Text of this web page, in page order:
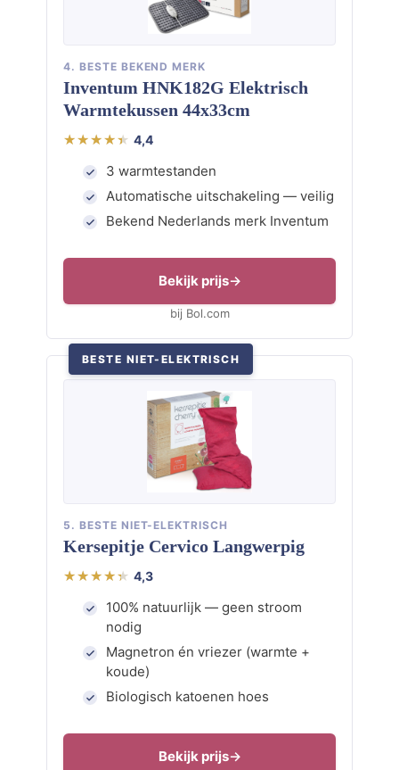
4. BESTE BEKEND MERK
Inventum HNK182G Elektrisch
Warmtekussen 44x33cm
4,4
3 warmtestanden
Automatische uitschakeling — veilig
Bekend Nederlands merk Inventum
Bekijk prijs
bij Bol.com
BESTE NIET-ELEKTRISCH
5. BESTE NIET-ELEKTRISCH
Kersepitje Cervico Langwerpig
4,3
100% natuurlijk — geen stroom
nodig
Magnetron én vriezer (warmte +
koude)
Biologisch katoenen hoes
Bekijk prijs